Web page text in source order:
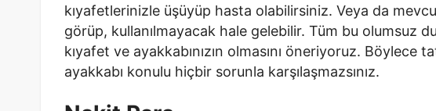
kıyafetlerinizle üşüyüp hasta olabilirsiniz. Veya da
görüp, kullanılmayacak hale gelebilir. Tüm bu olumsuz
kıyafet ve ayakkabınızın olmasını öneriyoruz. Böylece
ayakkabı konulu hiçbir sorunla karşılaşmazsınız.